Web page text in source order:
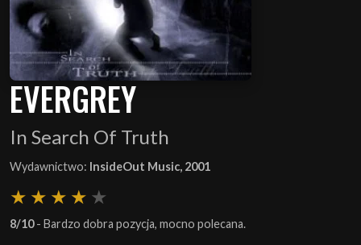
EVERGREY
In Search Of Truth
Wydawnictwo: InsideOut Music, 2001
8/10- Bardzo dobra pozycja, mocno polecana.